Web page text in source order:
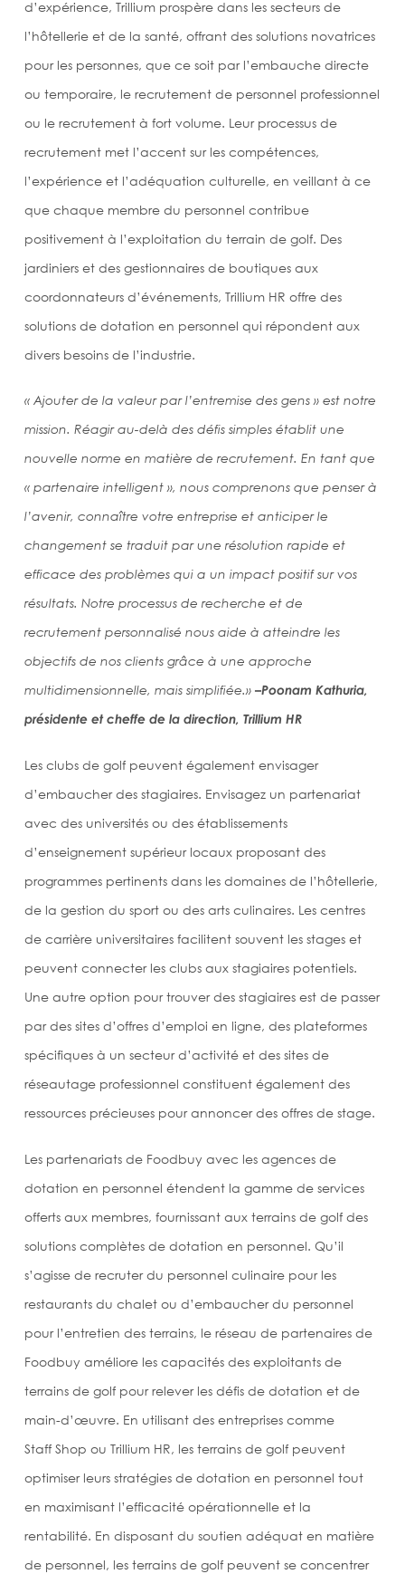
d’expérience, Trillium prospère dans les secteurs de
l’hôtellerie et de la santé, offrant des solutions novatrices
pour les personnes, que ce soit par l’embauche directe
ou temporaire, le recrutement de personnel professionnel
ou le recrutement à fort volume. Leur processus de
recrutement met l’accent sur les compétences,
l’expérience et l’adéquation culturelle, en veillant à ce
que chaque membre du personnel contribue
positivement à l’exploitation du terrain de golf. Des
jardiniers et des gestionnaires de boutiques aux
coordonnateurs d’événements, Trillium HR offre des
solutions de dotation en personnel qui répondent aux
divers besoins de l’industrie.
« Ajouter de la valeur par l’entremise des gens » est notre
mission.Réagir au-delà des défis simples établit une
nouvelle norme en matière de recrutement. En tant que
« partenaire intelligent », nous comprenons que penser à
l’avenir, connaître votre entreprise et anticiper le
changement se traduit par une résolution rapide et
efficace des problèmes qui a un impact positif sur vos
résultats. Notre processus de recherche et de
recrutement personnalisénous aide àatteindre les
objectifs de nos clients grâce à une approche
multidimensionnelle, mais simplifiée.» –Poonam Kathuria,
présidente et cheffe de la direction, Trillium HR
Les clubs de golf peuvent également envisager
d’embaucher des stagiaires. Envisagez un partenariat
avec des universités ou des établissements
d’enseignement supérieur locaux proposant des
programmes pertinents dans les domaines de l’hôtellerie,
de la gestion du sport ou des arts culinaires. Les centres
de carrière universitaires facilitent souvent les stages et
peuvent connecter les clubs aux stagiaires potentiels.
Une autre option pour trouver des stagiaires est de passer
par des sites d’offres d’emploi en ligne, des plateformes
spécifiques à un secteur d’activité et des sites de
réseautage professionnel constituent également des
ressources précieuses pour annoncer des offres de stage.
Les partenariats de Foodbuy avec les agences de
dotation en personnel étendent la gamme de services
offerts aux membres, fournissant aux terrains de golf des
solutions complètes de dotation en personnel. Qu’il
s’agisse de recruter du personnel culinaire pour les
restaurants du chalet ou d’embaucher du personnel
pour l’entretien des terrains, le réseau de partenaires de
Foodbuy améliore les capacités des exploitants de
terrains de golf pour relever les défis de dotation et de
main-d’œuvre. En utilisant des entreprises comme
Staff Shop ou Trillium HR, les terrains de golf peuvent
optimiser leurs stratégies de dotation en personnel tout
en maximisant l’efficacité opérationnelle et la
rentabilité. En disposant du soutien adéquat en matière
de personnel, les terrains de golf peuvent se concentrer